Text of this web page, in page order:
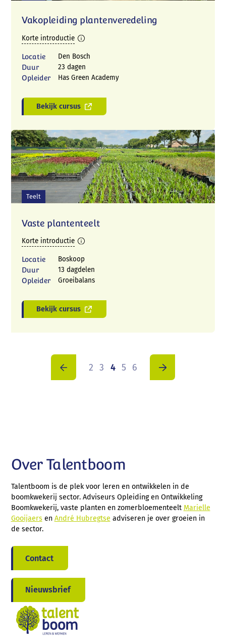
Vakopleiding plantenveredeling
Korte introductie
Locatie
Den Bosch
Duur
23 dagen
Opleider
Has Green Academy
Bekijk cursus
Teelt
Vaste plantenteelt
Korte introductie
Locatie
Boskoop
Duur
13 dagdelen
Opleider
Groeibalans
Bekijk cursus
2 3 4 5 6
Over Talentboom
Talentboom is de plek voor leren en ontwikkelen in de
boomkwekerij sector. Adviseurs Opleiding en Ontwikkeling
Boomkwekerij, vaste planten en zomerbloementeelt Marielle
Gooijaersen André Hubregtse adviseren je over groeien in
de sector.
Contact
Nieuwsbrief